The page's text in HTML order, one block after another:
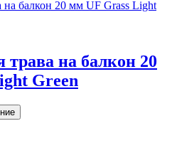
трава на балкон 20
Green